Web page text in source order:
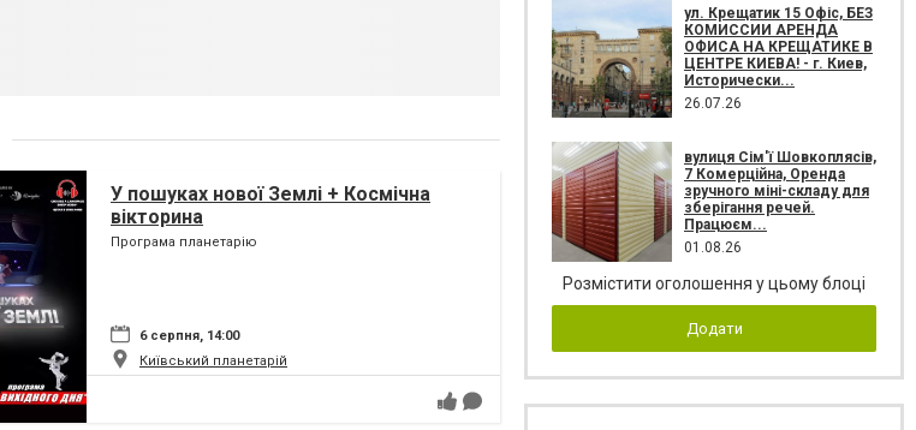
У пошуках нової Землі + Космічна
вікторина
Програма планетарію
6 серпня, 14:00
Київський планетарій
ул. Крещатик 15 Офіс, БЕЗ
КОМИССИИ АРЕНДА
ОФИСА НА КРЕЩАТИКЕ В
ЦЕНТРЕ КИЕВА! - г. Киев,
Исторически...
26.07.26
вулиця Сім'ї Шовкоплясів,
7 Комерційна, Оренда
зручного міні-складу для
зберігання речей.
Працюєм...
01.08.26
Розмістити оголошення у цьому блоці
Додати